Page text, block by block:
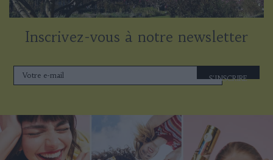
Inscrivez-vous à notre newsletter
S'INSCRIRE